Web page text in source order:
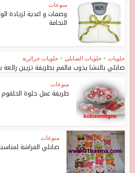
منوعات
وصفات و اغدية لزيادة
النحافة
حلويات • حلويات الصابلي • حلويات جزائرية
صابلي بالنشا يذوب فالفم بطريقة تزيين رائعة
منوعات
طريقة عمل حلوة الحلقوم
منوعات
صابلي الفراشة